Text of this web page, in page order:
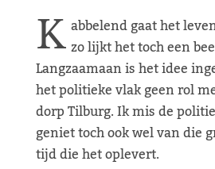
K abbelend gaat het
zo lijkt het toch een
Langzaamaan is het idee
het politieke vlak geen rol
dorp Tilburg. Ik mis de
geniet toch ook wel van die
tijd die het oplevert.